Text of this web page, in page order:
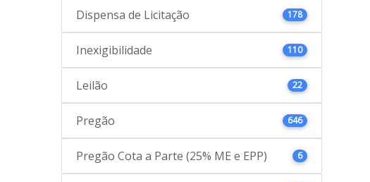
Dispensa de Licitação 178
Inexigibilidade 110
Leilão 22
Pregão 646
Pregão Cota a Parte (25% ME e EPP) 6